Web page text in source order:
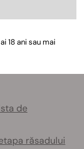
de
răsadului
18 ani sau mai